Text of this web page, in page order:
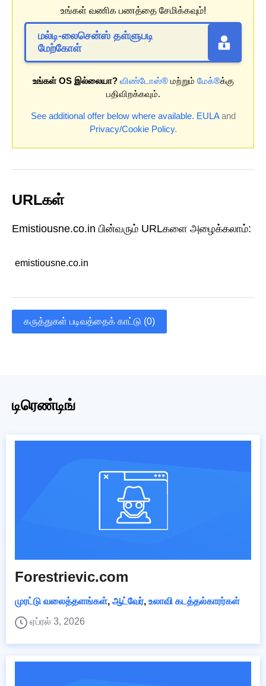
உங்கள் வணிக பணத்தை சேமிக்கவும்!
மல்டி-லைசென்ஸ் தள்ளுபடி
மேற்கோள்
உங்கள் OS இல்லையா? விண்டோஸ்®மற்றும் மேக்®க்கு
பதிவிறக்கவும்.
See additional offer below where available. EULAand
Privacy/Cookie Policy.
URLகள்
Emistiousne.co.in பின்வரும் URLகளை அழைக்கலாம்:
emistiousne.co.in
கருத்துகள் படிவத்தைக் காட்டு (0)
டிரெண்டிங்
Forestrievic.com
முரட்டு வலைத்தளங்கள், ஆட்வேர், உலாவி கடத்தல்காரர்கள்
ஏப்ரல் 3, 2026